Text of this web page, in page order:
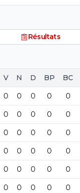
tres
de
devrait leur faire
Résultats
V N D BP BC
0 0 0 0 0
0 0 0 0 0
0 0 0 0 0
0 0 0 0 0
0 0 0 0 0
0 0 0 0 0